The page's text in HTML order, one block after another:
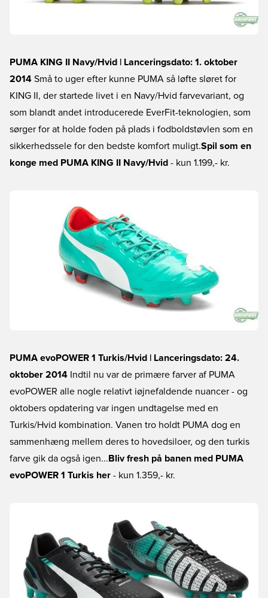
PUMA KING II Navy/Hvid | Lanceringsdato: 1. oktober
2014 Små to uger efter kunne PUMA så løfte sløret for
KING II, der startede livet i en Navy/Hvid farvevariant, og
som blandt andet introducerede EverFit-teknologien, som
sørger for at holde foden på plads i fodboldstøvlen som en
sikkerhedssele for den bedste komfort muligt.Spil som en
konge med PUMA KING II Navy/Hvid - kun 1.199,- kr.
PUMA evoPOWER 1 Turkis/Hvid | Lanceringsdato: 24.
oktober 2014 Indtil nu var de primære farver af PUMA
evoPOWER alle nogle relativt iøjnefaldende nuancer - og
oktobers opdatering var ingen undtagelse med en
Turkis/Hvid kombination. Vanen tro holdt PUMA dog en
sammenhæng mellem deres to hovedsiloer, og den turkis
farve gik da også igen... Bliv fresh på banen med PUMA
evoPOWER 1 Turkis her - kun 1.359,- kr.